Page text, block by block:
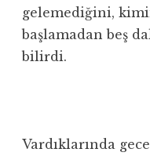
gelemediğini,
başlamadan beş
bilirdi.
Vardıklarında